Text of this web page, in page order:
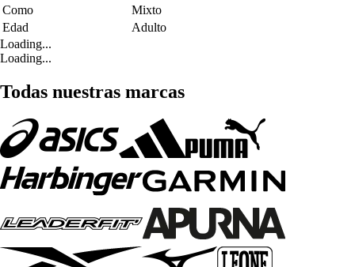
Como
Mixto
Edad
Adulto
Loading...
Loading...
Todas nuestras marcas